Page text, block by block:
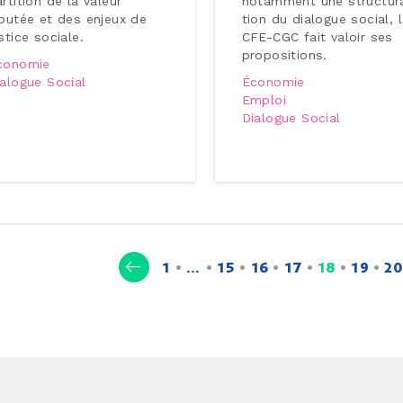
et des enjeux de
sociale.
Social
tion du dialogue social,
CFE-CGC fait valoir ses
pro­po­si­tions.
Économie
Emploi
Dialogue Social
1 … 15 16 17 18(current)
19 20